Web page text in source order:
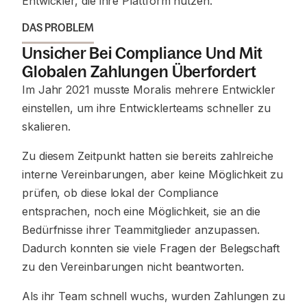
DAS PROBLEM
Unsicher Bei Compliance Und Mit
Globalen Zahlungen Überfordert
Im Jahr 2021 musste Moralis mehrere Entwickler
einstellen, um ihre Entwicklerteams schneller zu
skalieren.
Zu diesem Zeitpunkt hatten sie bereits zahlreiche
interne Vereinbarungen, aber keine Möglichkeit zu
prüfen, ob diese lokal der Compliance
entsprachen, noch eine Möglichkeit, sie an die
Bedürfnisse ihrer Teammitglieder anzupassen.
Dadurch konnten sie viele Fragen der Belegschaft
zu den Vereinbarungen nicht beantworten.
Als ihr Team schnell wuchs, wurden Zahlungen zu